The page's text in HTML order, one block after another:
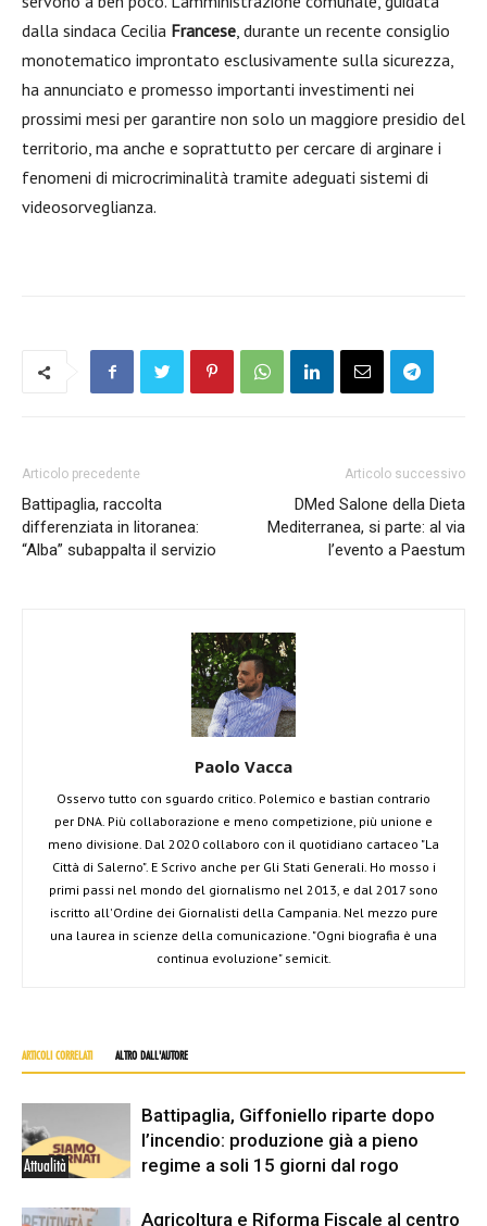
dalla sindaca Cecilia Francese, durante un recente consiglio
monotematico improntato esclusivamente sulla sicurezza,
ha annunciato e promesso importanti investimenti nei
prossimi mesi per garantire non solo un maggiore presidio del
territorio, ma anche e soprattutto per cercare di arginare i
fenomeni di microcriminalità tramite adeguati sistemi di
videosorveglianza.
Articolo precedente
Battipaglia, raccolta
differenziata in litoranea:
“Alba” subappalta il servizio
Articolo successivo
DMed Salone della Dieta
Mediterranea, si parte: al via
l’evento a Paestum
Paolo Vacca
Osservo tutto con sguardo critico. Polemico e bastian contrario
per DNA. Più collaborazione e meno competizione, più unione e
meno divisione. Dal 2020 collaboro con il quotidiano cartaceo "La
Città di Salerno". E Scrivo anche per Gli Stati Generali. Ho mosso i
primi passi nel mondo del giornalismo nel 2013, e dal 2017 sono
iscritto all'Ordine dei Giornalisti della Campania. Nel mezzo pure
una laurea in scienze della comunicazione. "Ogni biografia è una
continua evoluzione" semicit.
ARTICOLI CORRELATI ALTRO DALL'AUTORE
Attualità
Battipaglia, Giffoniello riparte dopo
l’incendio: produzione già a pieno
regime a soli 15 giorni dal rogo
Agricoltura e Riforma Fiscale al centro